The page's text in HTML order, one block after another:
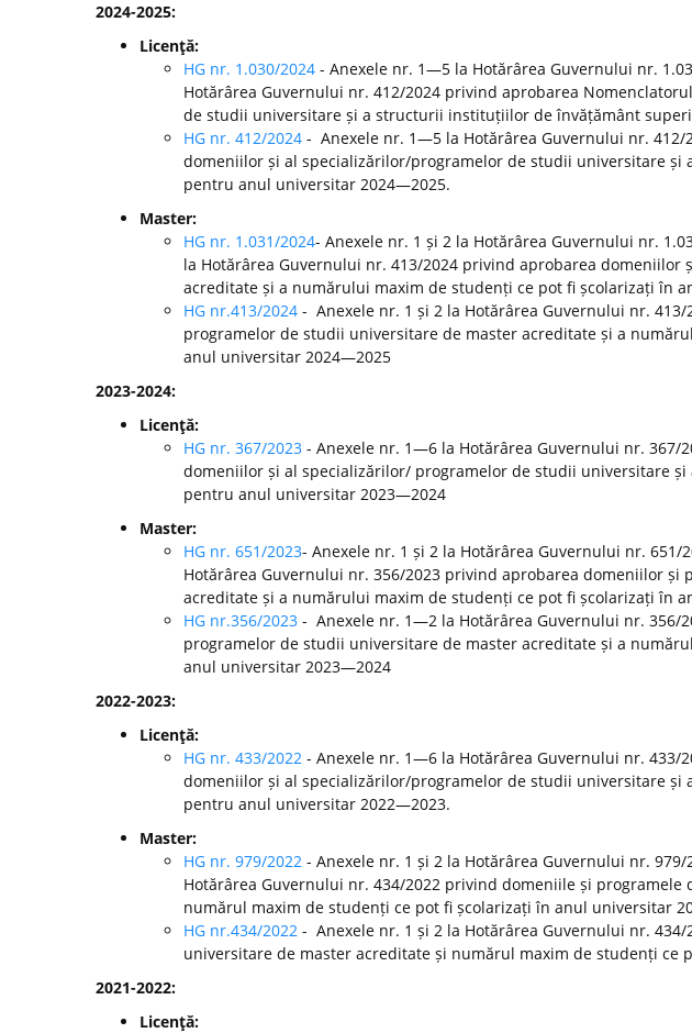
2024-2025:
Licenţă:
HG nr. 1.030/2024 - Anexele nr. 1—5 la Hotărârea Guvernului nr.
Hotărârea Guvernului nr. 412/2024 privind aprobarea
de studii universitare și a structurii instituțiilor de învățământ
HG nr. 412/2024 - Anexele nr. 1—5 la Hotărârea Guvernului nr.
domeniilor și al specializărilor/programelor de studii universitare
pentru anul universitar 2024—2025.
Master:
HG nr. 1.031/2024- Anexele nr. 1 și 2 la Hotărârea Guvernului nr.
la Hotărârea Guvernului nr. 413/2024 privind aprobarea
acreditate și a numărului maxim de studenți ce pot fi școlarizați în
HG nr.413/2024 - Anexele nr. 1 și 2 la Hotărârea Guvernului nr.
programelor de studii universitare de master acreditate și a
anul universitar 2024—2025
2023-2024:
Licenţă:
HG nr. 367/2023 - Anexele nr. 1—6 la Hotărârea Guvernului nr. 367/
domeniilor și al specializărilor/ programelor de studii universitare
pentru anul universitar 2023—2024
Master:
HG nr. 651/2023- Anexele nr. 1 și 2 la Hotărârea Guvernului nr.
Hotărârea Guvernului nr. 356/2023 privind aprobarea domeniilor
acreditate și a numărului maxim de studenți ce pot fi școlarizați în
HG nr.356/2023 - Anexele nr. 1—2 la Hotărârea Guvernului nr. 356/
programelor de studii universitare de master acreditate și a
anul universitar 2023—2024
2022-2023:
Licenţă:
HG nr. 433/2022 - Anexele nr. 1—6 la Hotărârea Guvernului nr. 433/
domeniilor și al specializărilor/programelor de studii universitare
pentru anul universitar 2022—2023.
Master:
HG nr. 979/2022 - Anexele nr. 1 și 2 la Hotărârea Guvernului nr.
Hotărârea Guvernului nr. 434/2022 privind domeniile și
numărul maxim de studenți ce pot fi școlarizați în anul universitar
HG nr.434/2022 - Anexele nr. 1 și 2 la Hotărârea Guvernului nr.
universitare de master acreditate și numărul maxim de studenți
2021-2022:
Licenţă: